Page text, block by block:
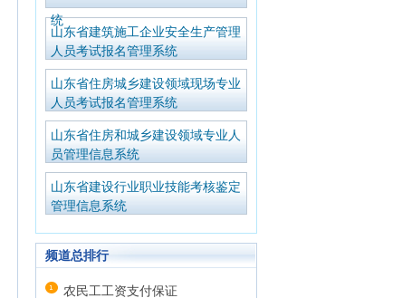
统
山东省建筑施工企业安全生产管理
人员考试报名管理系统
山东省住房城乡建设领域现场专业
人员考试报名管理系统
山东省住房和城乡建设领域专业人
员管理信息系统
山东省建设行业职业技能考核鉴定
管理信息系统
频道总排行
农民工工资支付保证